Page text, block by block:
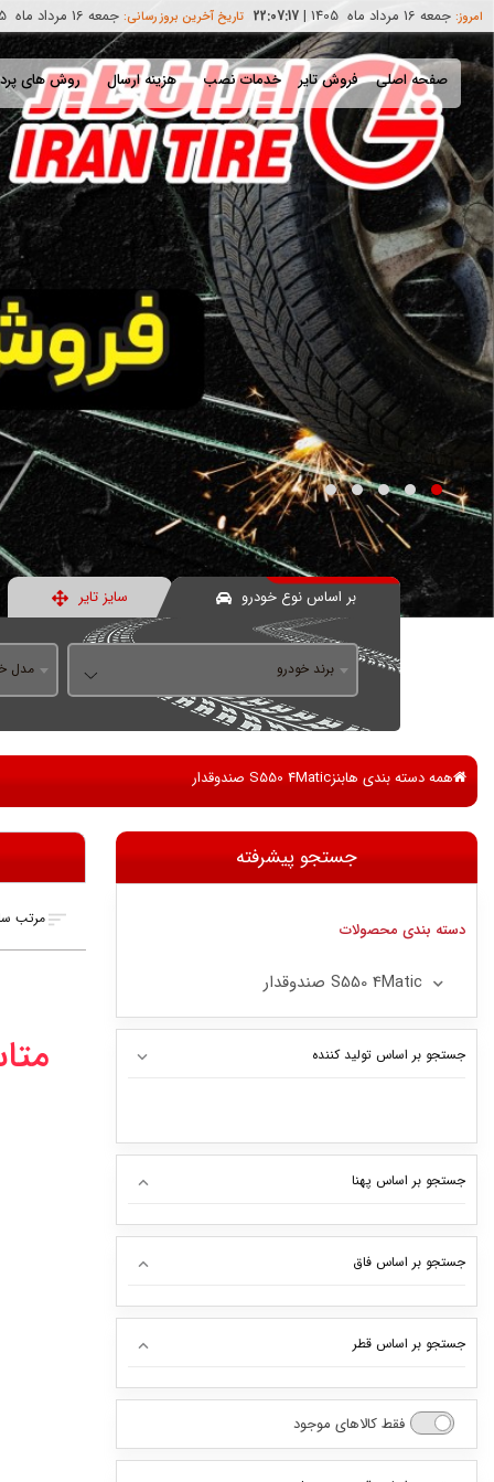
صفحه اصلی فروش تایر خدمات نصب هزینه ارسال روش های
امروز: جمعه 16 مرداد ماه 1405 |
22:07:18 تاریخ آخرین بروز رسانی: جمعه 16 مرداد ماه 1405
بر اساس نوع خودرو سایز تایر
برند خودرو مدل
همه دسته بندی هابنزS550 4Matic صندوقدار
جستجو پیشرفته
دسته بندی محصولات
S550 4Matic صندوقدار
جستجو بر اساس تولید کننده
جستجو بر اساس پهنا
12
165
185
195
جستجو بر اساس فاق
30
جستجو بر اساس قطر
0
فقط کالاهای موجود
مرتب